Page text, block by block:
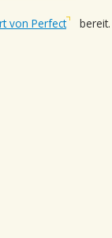
von Perfect bereit.